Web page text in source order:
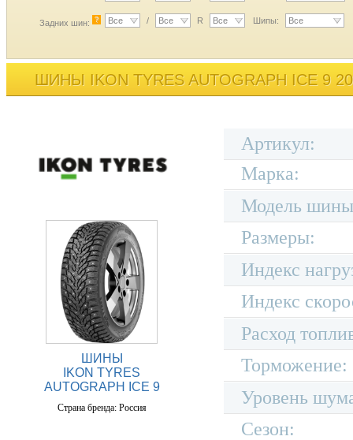
Задних шин: ? Все / Все R Все Шипы: Все
ШИНЫ IKON TYRES AUTOGRAPH ICE 9
ШИНЫ
IKON TYRES
AUTOGRAPH ICE 9
Страна бренда: Россия
Артикул:
Марка:
Модель
Размеры:
Индекс
Индекс
Расход
Торможение:
Уровень
Сезон: